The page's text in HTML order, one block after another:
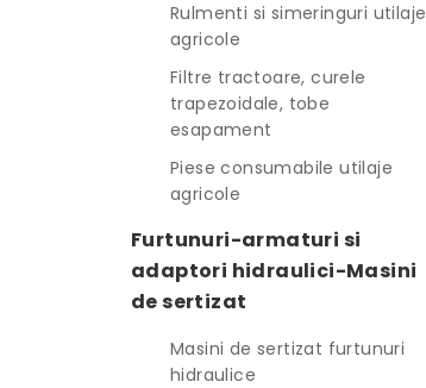
Rulmenti si simeringuri utilaje
agricole
Filtre tractoare, curele
trapezoidale, tobe
esapament
Piese consumabile utilaje
agricole
Furtunuri-armaturi si
adaptori hidraulici-Masini
de sertizat
Masini de sertizat furtunuri
hidraulice